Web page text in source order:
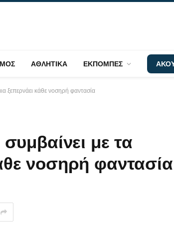
ΑΘΛΗΤΙΚΑ ΕΚΠΟΜΠΕΣ
ξεπερνάει κάθε νοσηρή φαντασία
με τα
νοσηρή φαντασία